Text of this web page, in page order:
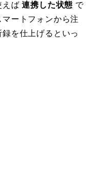
えば連携した状態 で
ートフォンから注
を仕上げるといっ